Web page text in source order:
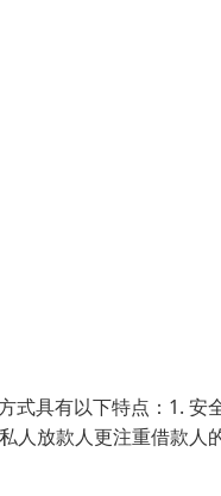
式具有以下特点：1. 安
人放款人更注重借款人